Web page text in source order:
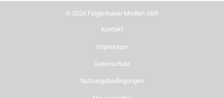
© 2026 Felgenhauer Medien GbR
Kontakt
Impressum
Datenschutz
Nutzungsbedingungen